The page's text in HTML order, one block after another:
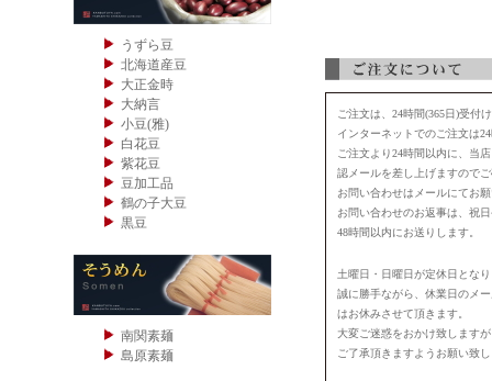
うずら豆
北海道産豆
大正金時
大納言
小豆(雅)
白花豆
紫花豆
豆加工品
鶴の子大豆
黒豆
南関素麺
島原素麺
ご注文は、24時間(365日)受付
インターネットでのご注文は
ご注文より24時間以内に、当
認メールを差し上げますので
お問い合わせはメールにてお
お問い合わせのお返事は、祝
48時間以内にお送りします。
土曜日・日曜日が定休日とな
誠に勝手ながら、休業日のメ
はお休みさせて頂きます。
大変ご迷惑をおかけ致します
ご了承頂きますようお願い致